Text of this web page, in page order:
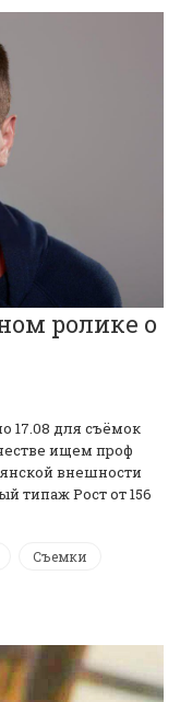
ролике о
17.08 для съёмок
ищем проф
внешности
типаж Рост от 156
Съемки